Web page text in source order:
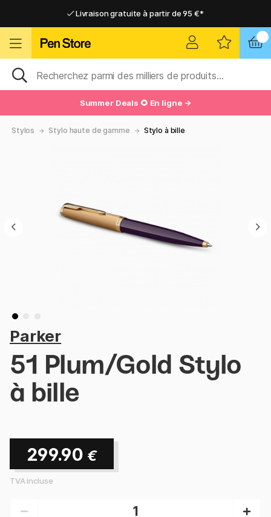
Livraison gratuite à partir de 95 €*
Livraison domicile ou point relais
Livraison gratuite à partir de 95 €*
Livraison domicile ou point relais
Summer Deals 🌻 En ligne →
Stylos Stylo haute de gamme Stylo à bille
Parker
51 Plum/Gold Stylo
à bille
299.90 €
TVA incluse